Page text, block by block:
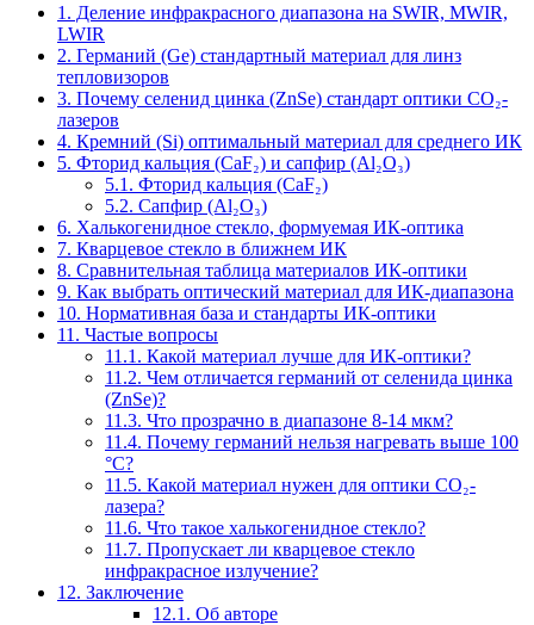
1. Деление инфракрасного диапазона на SWIR, MWIR,
LWIR
2. Германий (Ge) стандартный материал для линз
тепловизоров
3. Почему селенид цинка (ZnSe) стандарт оптики CO₂-
лазеров
4. Кремний (Si) оптимальный материал для среднего ИК
5. Фторид кальция (CaF₂) и сапфир (Al₂O₃)
5.1. Фторид кальция (CaF₂)
5.2. Сапфир (Al₂O₃)
6. Халькогенидное стекло, формуемая ИК-оптика
7. Кварцевое стекло в ближнем ИК
8. Сравнительная таблица материалов ИК-оптики
9. Как выбрать оптический материал для ИК-диапазона
10. Нормативная база и стандарты ИК-оптики
11. Частые вопросы
11.1. Какой материал лучше для ИК-оптики?
11.2. Чем отличается германий от селенида цинка
(ZnSe)?
11.3. Что прозрачно в диапазоне 8-14 мкм?
11.4. Почему германий нельзя нагревать выше 100
°C?
11.5. Какой материал нужен для оптики CO₂-
лазера?
11.6. Что такое халькогенидное стекло?
11.7. Пропускает ли кварцевое стекло
инфракрасное излучение?
12. Заключение
12.1. Об авторе